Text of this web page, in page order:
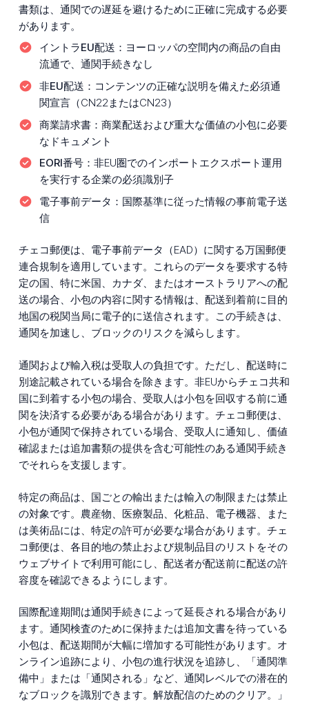
書類は、通関での遅延を避けるために正確に完成する必要
があります。
イントラEU配送： ヨーロッパの空間内の商品の自由
流通で、通関手続きなし
非EU配送： コンテンツの正確な説明を備えた必須通
関宣言（CN22またはCN23）
商業請求書： 商業配送および重大な価値の小包に必要
なドキュメント
EORI番号： 非EU圏でのインポートエクスポート運用
を実行する企業の必須識別子
電子事前データ： 国際基準に従った情報の事前電子送
信
チェコ郵便は、電子事前データ（EAD）に関する万国郵便
連合規制を適用しています。これらのデータを要求する特
定の国、特に米国、カナダ、またはオーストラリアへの配
送の場合、小包の内容に関する情報は、配送到着前に目的
地国の税関当局に電子的に送信されます。この手続きは、
通関を加速し、ブロックのリスクを減らします。
通関および輸入税は受取人の負担です。ただし、配送時に
別途記載されている場合を除きます。非EUからチェコ共和
国に到着する小包の場合、受取人は小包を回収する前に通
関を決済する必要がある場合があります。チェコ郵便は、
小包が通関で保持されている場合、受取人に通知し、価値
確認または追加書類の提供を含む可能性のある通関手続き
でそれらを支援します。
特定の商品は、国ごとの輸出または輸入の制限または禁止
の対象です。農産物、医療製品、化粧品、電子機器、また
は美術品には、特定の許可が必要な場合があります。チェ
コ郵便は、各目的地の禁止および規制品目のリストをその
ウェブサイトで利用可能にし、配送者が配送前に配送の許
容度を確認できるようにします。
国際配達期間は通関手続きによって延長される場合があり
ます。通関検査のために保持または追加文書を待っている
小包は、配送期間が大幅に増加する可能性があります。オ
ンライン追跡により、小包の進行状況を追跡し、「通関準
備中」または「通関される」など、通関レベルでの潜在的
なブロックを識別できます。解放配信のためのクリア。」